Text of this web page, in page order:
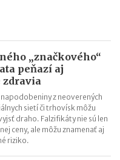
marketingu
v roku 2020
„značkového“
peňazí aj
zdravia
z neoverených
sietí či trhovísk môžu
draho. Falzifikáty nie sú len
ceny, ale môžu znamenať aj
riziko.